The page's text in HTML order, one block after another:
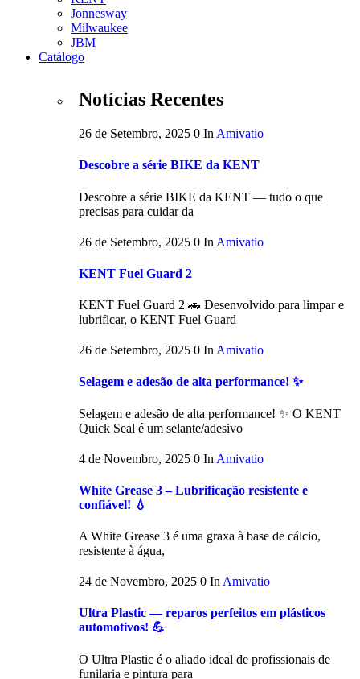
Jonnesway
Milwaukee
JBM
Catálogo
Notícias Recentes
26 de Setembro, 2025 0 In Amivatio
Descobre a série BIKE da KENT
Descobre a série BIKE da KENT — tudo o que
precisas para cuidar da
26 de Setembro, 2025 0 In Amivatio
KENT Fuel Guard 2
KENT Fuel Guard 2 🚗 Desenvolvido para limpar e
lubrificar, o KENT Fuel Guard
26 de Setembro, 2025 0 In Amivatio
Selagem e adesão de alta performance! ✨
Selagem e adesão de alta performance! ✨ O KENT
Quick Seal é um selante/adesivo
4 de Novembro, 2025 0 In Amivatio
White Grease 3 – Lubrificação resistente e
confiável! 💧
A White Grease 3 é uma graxa à base de cálcio,
resistente à água,
24 de Novembro, 2025 0 In Amivatio
Ultra Plastic — reparos perfeitos em plásticos
automotivos! 💪
O Ultra Plastic é o aliado ideal de profissionais de
funilaria e pintura para